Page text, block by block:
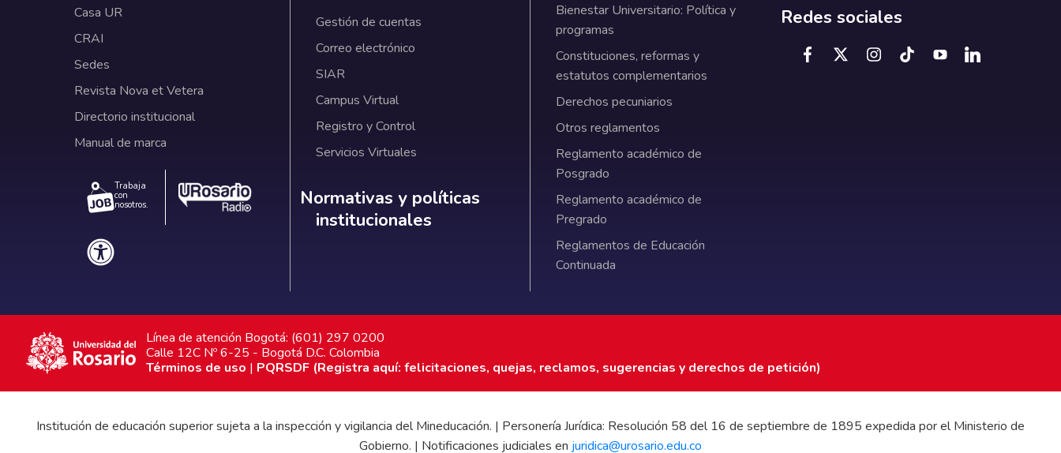
Casa UR
CRAI
Sedes
Revista Nova et Vetera
Directorio institucional
Manual de marca
Trabaja
con
nosotros.
Gestión de cuentas
Correo electrónico
SIAR
Campus Virtual
Registro y Control
Servicios Virtuales
Normativas y políticas institucionales
Normativas y políticas
institucionales
Bienestar Universitario: Política y
programas
Constituciones, reformas y
estatutos complementarios
Derechos pecuniarios
Otros reglamentos
Reglamento académico de
Posgrado
Reglamento académico de
Pregrado
Reglamentos de Educación
Continuada
Redes sociales
Línea de atención Bogotá: (601) 297 0200
Calle 12C Nº 6-25 - Bogotá D.C. Colombia
Términos de uso | PQRSDF (Registra aquí: felicitaciones, quejas, reclamos, sugerencias y derechos de petición)
Institución de educación superior sujeta a la inspección y vigilancia del Mineducación. | Personería Jurídica: Resolución 58 del 16 de septiembre de 1895 expedida por el Ministerio de
Gobierno. | Notificaciones judiciales en juridica@urosario.edu.co